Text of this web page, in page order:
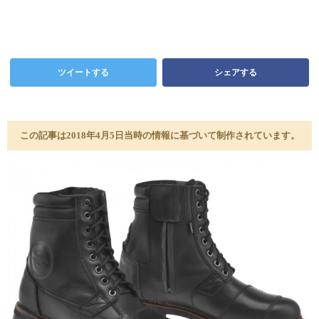
ツイートする シェアする
この記事は2018年4月5日当時の情報に基づいて制作されています。